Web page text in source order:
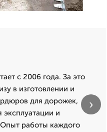
с 2006 года. За это
в изготовлении и
для дорожек,
эксплуатации и
работы каждого
›